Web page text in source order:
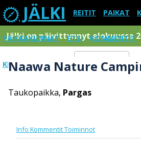
JÄLKI REITIT PAIKAT
PAIKKAKUNNAT ETSI KOMMENTIT
KIRJAUDU SISÄÄN Menu
Jälki on päivittynnyt elokuussa
Naawa Nature
Taukopaikka, Pargas
Info KommentitToiminnot